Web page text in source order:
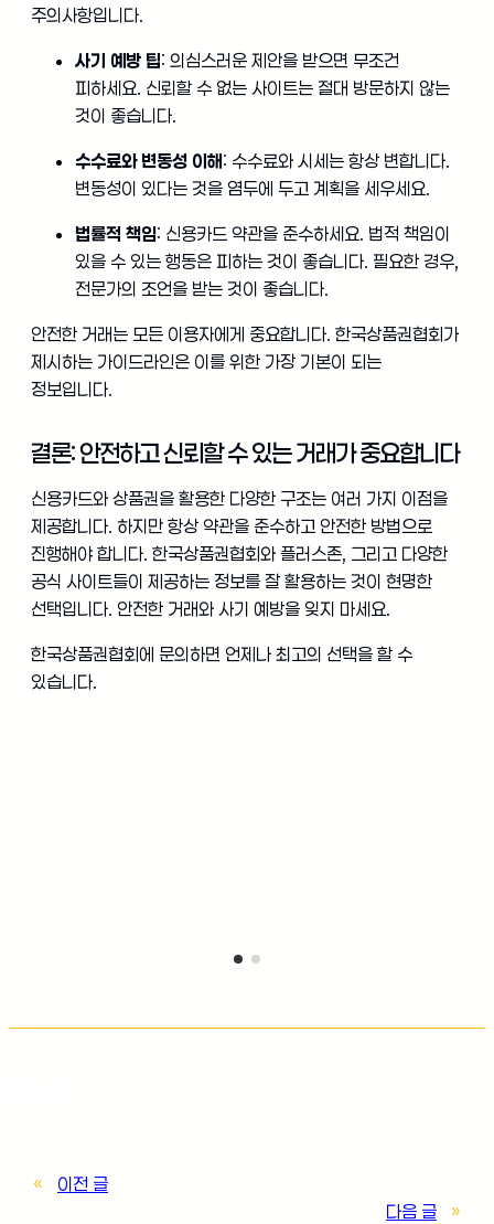
주의사항입니다.
사기 예방 팁: 의심스러운 제안을 받으면 무조건
피하세요. 신뢰할 수 없는 사이트는 절대 방문하지 않는
것이 좋습니다.
수수료와 변동성 이해: 수수료와 시세는 항상 변합니다.
변동성이 있다는 것을 염두에 두고 계획을 세우세요.
법률적 책임: 신용카드 약관을 준수하세요. 법적 책임이
있을 수 있는 행동은 피하는 것이 좋습니다. 필요한 경우,
전문가의 조언을 받는 것이 좋습니다.
안전한 거래는 모든 이용자에게 중요합니다. 한국상품권협회가
제시하는 가이드라인은 이를 위한 가장 기본이 되는
정보입니다.
결론: 안전하고 신뢰할 수 있는 거래가 중요합니다
신용카드와 상품권을 활용한 다양한 구조는 여러 가지 이점을
제공합니다. 하지만 항상 약관을 준수하고 안전한 방법으로
진행해야 합니다. 한국상품권협회와 플러스존, 그리고 다양한
공식 사이트들이 제공하는 정보를 잘 활용하는 것이 현명한
선택입니다. 안전한 거래와 사기 예방을 잊지 마세요.
한국상품권협회에 문의하면 언제나 최고의 선택을 할 수
있습니다.
«
이전 글
다음 글
»